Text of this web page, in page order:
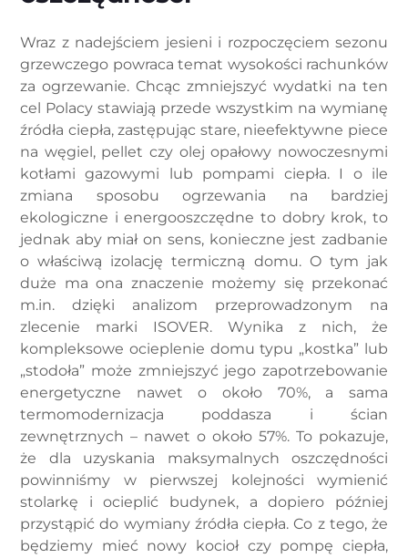
Wraz z nadejściem jesieni i rozpoczęciem sezonu
grzewczego powraca temat wysokości rachunków
za ogrzewanie. Chcąc zmniejszyć wydatki na ten
cel Polacy stawiają przede wszystkim na wymianę
źródła ciepła, zastępując stare, nieefektywne piece
na węgiel, pellet czy olej opałowy nowoczesnymi
kotłami gazowymi lub pompami ciepła. I o ile
zmiana sposobu ogrzewania na bardziej
ekologiczne i energooszczędne to dobry krok, to
jednak aby miał on sens, konieczne jest zadbanie
o właściwą izolację termiczną domu. O tym jak
duże ma ona znaczenie możemy się przekonać
m.in. dzięki analizom przeprowadzonym na
zlecenie marki ISOVER. Wynika z nich, że
kompleksowe ocieplenie domu typu „kostka” lub
„stodoła” może zmniejszyć jego zapotrzebowanie
energetyczne nawet o około 70%, a sama
termomodernizacja poddasza i ścian
zewnętrznych – nawet o około 57%. To pokazuje,
że dla uzyskania maksymalnych oszczędności
powinniśmy w pierwszej kolejności wymienić
stolarkę i ocieplić budynek, a dopiero później
przystąpić do wymiany źródła ciepła. Co z tego, że
będziemy mieć nowy kocioł czy pompę ciepła,